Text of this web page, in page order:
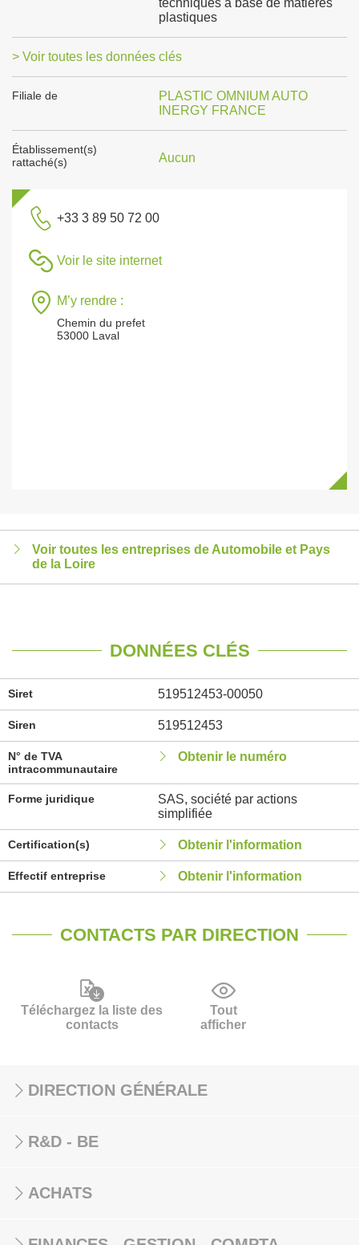
techniques à base de matières
plastiques
> Voir toutes les données clés
Filiale de
PLASTIC OMNIUM AUTO
INERGY FRANCE
Établissement(s)
rattaché(s)
Aucun
+33 3 89 50 72 00
Voir le site internet
M’y rendre :
Chemin du prefet
53000 Laval
Voir toutes les entreprises de Automobile et Pays
de la Loire
DONNÉES CLÉS
Siret 519512453-00050
Siren 519512453
N° de TVA
intracommunautaire
Obtenir le numéro
Forme juridique
SAS, société par actions
simplifiée
Certification(s) Obtenir l'information
Effectif entreprise Obtenir l'information
CONTACTS PAR DIRECTION
Téléchargez la liste des
contacts
Tout
afficher
DIRECTION GÉNÉRALE
R&D - BE
ACHATS